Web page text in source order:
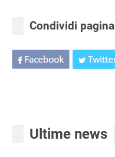
Condividi pagina
Ultime news